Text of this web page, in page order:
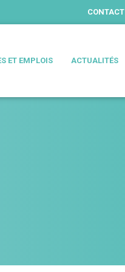
CONTACT
ET EMPLOIS ACTUALITÉS